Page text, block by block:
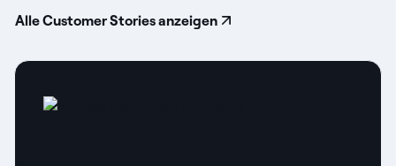
Alle Customer Stories anzeigen